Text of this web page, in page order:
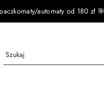
automaty od 180 zł